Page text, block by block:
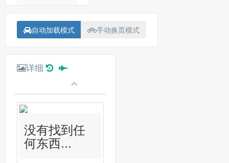
自动加载模式 手动换页模式
详细
没有找到任
何东西...